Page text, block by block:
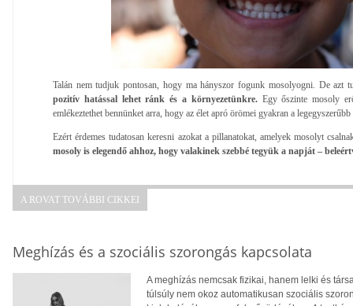
Talán nem tudjuk pontosan, hogy ma hányszor fogunk mosolyogni. De azt
pozitív hatással lehet ránk és a környezetünkre.Egy őszinte mosoly
emlékeztethet bennünket arra, hogy az élet apró örömei gyakran a
Ezért érdemes tudatosan keresni azokat a pillanatokat, amelyek mosolyt
mosoly is elegendő ahhoz, hogy valakinek szebbé tegyük a napját –
A ROVAT TOVÁBBI CIKKEI
Meghízás és a szociális szorongás kapcsolata
A meghízás nemcsak fizikai, hanem lelki és
túlsúly nem okoz automatikusan szociális